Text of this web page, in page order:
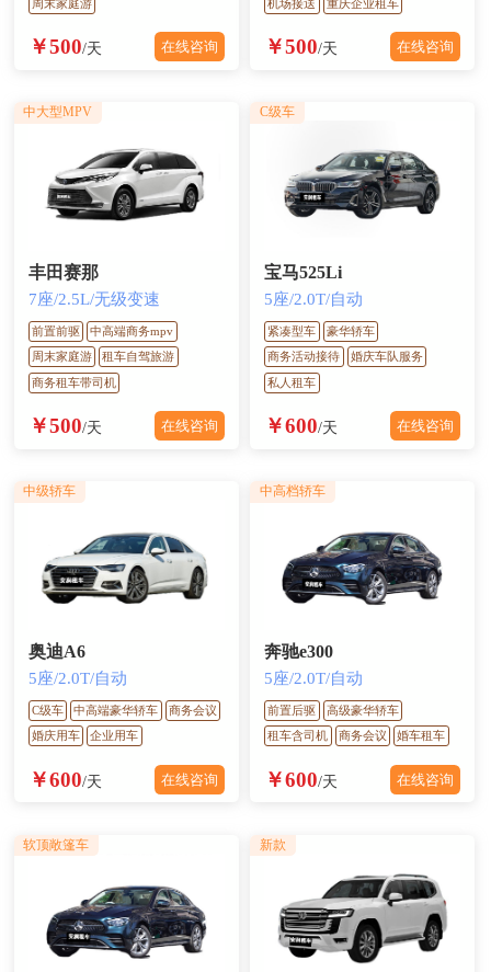
周末家庭游
￥500/天 在线咨询
机场接送 重庆企业租车
￥500/天 在线咨询
丰田赛那
7座/2.5L/无级变速
前置前驱
中高端商务mpv
周末家庭游
租车自驾旅游
商务租车带司机
￥500/天 在线咨询
中大型MPV
宝马525Li
5座/2.0T/自动
紧凑型车
豪华轿车
商务活动接待
婚庆车队服务
私人租车
￥600/天 在线咨询
C级车
奥迪A6
5座/2.0T/自动
C级车 中高端豪华轿车
商务会议
婚庆用车
企业用车
￥600/天 在线咨询
中级轿车
奔驰e300
5座/2.0T/自动
前置后驱
高级豪华轿车
租车含司机
商务会议 婚车租车
￥600/天 在线咨询
中高档轿车
软顶敞篷车 新款